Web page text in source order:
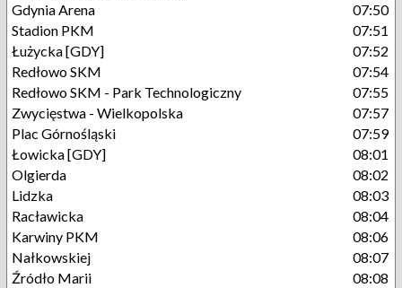
Gdynia Arena
07:50
Stadion PKM
07:51
Łużycka [GDY]
07:52
Redłowo SKM
07:54
Redłowo SKM - Park Technologiczny
07:55
Zwycięstwa - Wielkopolska
07:57
Plac Górnośląski
07:59
Łowicka [GDY]
08:01
Olgierda
08:02
Lidzka
08:03
Racławicka
08:04
Karwiny PKM
08:06
Nałkowskiej
08:07
Źródło Marii
08:08